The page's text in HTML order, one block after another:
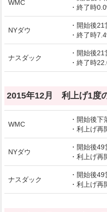
WMC
・終了時
NYダウ
・開始後
・終了時
ナスダック
・開始後
・終了時
2015年12月 利上げ1度
WMC
・開始後下
・利上げ
NYダウ
・開始後
・利上げ
ナスダック
・開始後
・利上げ